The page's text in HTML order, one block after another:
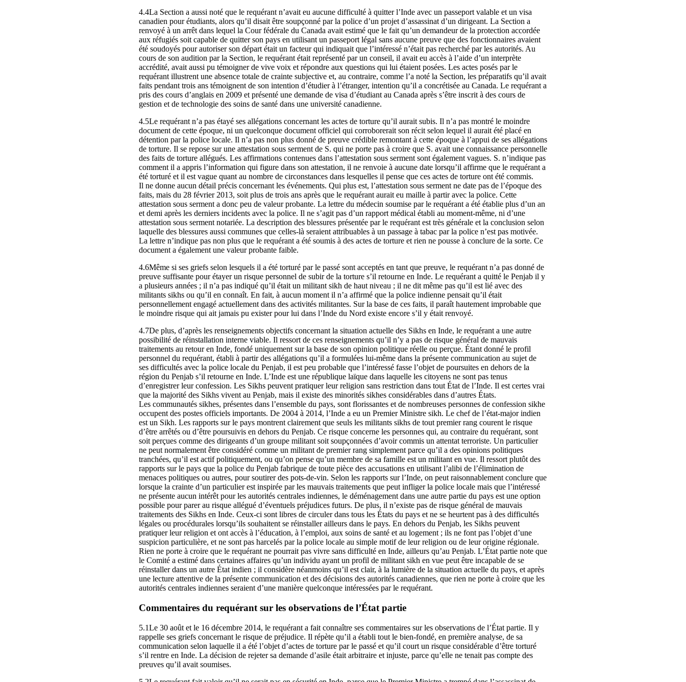
4.4La Section a aussi noté que le requérant n’avait eu aucune difficulté à quitter l’Inde avec un passeport valable et un visa
canadien pour étudiants, alors qu’il disait être soupçonné par la police d’un projet d’assassinat d’un dirigeant. La Section a
renvoyé à un arrêt dans lequel la Cour fédérale du Canada avait estimé que le fait qu’un demandeur de la protection accordée
aux réfugiés soit capable de quitter son pays en utilisant un passeport légal sans aucune preuve que des fonctionnaires avaient
été soudoyés pour autoriser son départ était un facteur qui indiquait que l’intéressé n’était pas recherché par les autorités. Au
cours de son audition par la Section, le requérant était représenté par un conseil, il avait eu accès à l’aide d’un interprète
accrédité, avait aussi pu témoigner de vive voix et répondre aux questions qui lui étaient posées. Les actes posés par le
requérant illustrent une absence totale de crainte subjective et, au contraire, comme l’a noté la Section, les préparatifs qu’il avait
faits pendant trois ans témoignent de son intention d’étudier à l’étranger, intention qu’il a concrétisée au Canada. Le requérant a
pris des cours d’anglais en 2009 et présenté une demande de visa d’étudiant au Canada après s’être inscrit à des cours de
gestion et de technologie des soins de santé dans une université canadienne.
4.5Le requérant n’a pas étayé ses allégations concernant les actes de torture qu’il aurait subis. Il n’a pas montré le moindre
document de cette époque, ni un quelconque document officiel qui corroborerait son récit selon lequel il aurait été placé en
détention par la police locale. Il n’a pas non plus donné de preuve crédible remontant à cette époque à l’appui de ses allégations
de torture. Il se repose sur une attestation sous serment de S. qui ne porte pas à croire que S. avait une connaissance personnelle
des faits de torture allégués. Les affirmations contenues dans l’attestation sous serment sont également vagues. S. n’indique pas
comment il a appris l’information qui figure dans son attestation, il ne renvoie à aucune date lorsqu’il affirme que le requérant a
été torturé et il est vague quant au nombre de circonstances dans lesquelles il pense que ces actes de torture ont été commis.
Il ne donne aucun détail précis concernant les événements. Qui plus est, l’attestation sous serment ne date pas de l’époque des
faits, mais du 28 février 2013, soit plus de trois ans après que le requérant aurait eu maille à partir avec la police. Cette
attestation sous serment a donc peu de valeur probante. La lettre du médecin soumise par le requérant a été établie plus d’un an
et demi après les derniers incidents avec la police. Il ne s’agit pas d’un rapport médical établi au moment-même, ni d’une
attestation sous serment notariée. La description des blessures présentée par le requérant est très générale et la conclusion selon
laquelle des blessures aussi communes que celles-là seraient attribuables à un passage à tabac par la police n’est pas motivée.
La lettre n’indique pas non plus que le requérant a été soumis à des actes de torture et rien ne pousse à conclure de la sorte. Ce
document a également une valeur probante faible.
4.6Même si ses griefs selon lesquels il a été torturé par le passé sont acceptés en tant que preuve, le requérant n’a pas donné de
preuve suffisante pour étayer un risque personnel de subir de la torture s’il retourne en Inde. Le requérant a quitté le Penjab il y
a plusieurs années ; il n’a pas indiqué qu’il était un militant sikh de haut niveau ; il ne dit même pas qu’il est lié avec des
militants sikhs ou qu’il en connaît. En fait, à aucun moment il n’a affirmé que la police indienne pensait qu’il était
personnellement engagé actuellement dans des activités militantes. Sur la base de ces faits, il paraît hautement improbable que
le moindre risque qui ait jamais pu exister pour lui dans l’Inde du Nord existe encore s’il y était renvoyé.
4.7De plus, d’après les renseignements objectifs concernant la situation actuelle des Sikhs en Inde, le requérant a une autre
possibilité de réinstallation interne viable. Il ressort de ces renseignements qu’il n’y a pas de risque général de mauvais
traitements au retour en Inde, fondé uniquement sur la base de son opinion politique réelle ou perçue. Étant donné le profil
personnel du requérant, établi à partir des allégations qu’il a formulées lui‑même dans la présente communication au sujet de
ses difficultés avec la police locale du Penjab, il est peu probable que l’intéressé fasse l’objet de poursuites en dehors de la
région du Penjab s’il retourne en Inde. L’Inde est une république laïque dans laquelle les citoyens ne sont pas tenus
d’enregistrer leur confession. Les Sikhs peuvent pratiquer leur religion sans restriction dans tout État de l’Inde. Il est certes vrai
que la majorité des Sikhs vivent au Penjab, mais il existe des minorités sikhes considérables dans d’autres États.
Les communautés sikhes, présentes dans l’ensemble du pays, sont florissantes et de nombreuses personnes de confession sikhe
occupent des postes officiels importants. De 2004 à 2014, l’Inde a eu un Premier Ministre sikh. Le chef de l’état-major indien
est un Sikh. Les rapports sur le pays montrent clairement que seuls les militants sikhs de tout premier rang courent le risque
d’être arrêtés ou d’être poursuivis en dehors du Penjab. Ce risque concerne les personnes qui, au contraire du requérant, sont
soit perçues comme des dirigeants d’un groupe militant soit soupçonnées d’avoir commis un attentat terroriste. Un particulier
ne peut normalement être considéré comme un militant de premier rang simplement parce qu’il a des opinions politiques
tranchées, qu’il est actif politiquement, ou qu’on pense qu’un membre de sa famille est un militant en vue. Il ressort plutôt des
rapports sur le pays que la police du Penjab fabrique de toute pièce des accusations en utilisant l’alibi de l’élimination de
menaces politiques ou autres, pour soutirer des pots‑de‑vin. Selon les rapports sur l’Inde, on peut raisonnablement conclure que
lorsque la crainte d’un particulier est inspirée par les mauvais traitements que peut infliger la police locale mais que l’intéressé
ne présente aucun intérêt pour les autorités centrales indiennes, le déménagement dans une autre partie du pays est une option
possible pour parer au risque allégué d’éventuels préjudices futurs. De plus, il n’existe pas de risque général de mauvais
traitements des Sikhs en Inde. Ceux-ci sont libres de circuler dans tous les États du pays et ne se heurtent pas à des difficultés
légales ou procédurales lorsqu’ils souhaitent se réinstaller ailleurs dans le pays. En dehors du Penjab, les Sikhs peuvent
pratiquer leur religion et ont accès à l’éducation, à l’emploi, aux soins de santé et au logement ; ils ne font pas l’objet d’une
suspicion particulière, et ne sont pas harcelés par la police locale au simple motif de leur religion ou de leur origine régionale.
Rien ne porte à croire que le requérant ne pourrait pas vivre sans difficulté en Inde, ailleurs qu’au Penjab. L’État partie note que
le Comité a estimé dans certaines affaires qu’un individu ayant un profil de militant sikh en vue peut être incapable de se
réinstaller dans un autre État indien ; il considère néanmoins qu’il est clair, à la lumière de la situation actuelle du pays, et après
une lecture attentive de la présente communication et des décisions des autorités canadiennes, que rien ne porte à croire que les
autorités centrales indiennes seraient d’une manière quelconque intéressées par le requérant.
Commentaires du requérant sur les observations de l’État partie
5.1Le 30 août et le 16 décembre 2014, le requérant a fait connaître ses commentaires sur les observations de l’État partie. Il y
rappelle ses griefs concernant le risque de préjudice. Il répète qu’il a établi tout le bien‑fondé, en première analyse, de sa
communication selon laquelle il a été l’objet d’actes de torture par le passé et qu’il court un risque considérable d’être torturé
s’il rentre en Inde. La décision de rejeter sa demande d’asile était arbitraire et injuste, parce qu’elle ne tenait pas compte des
preuves qu’il avait soumises.